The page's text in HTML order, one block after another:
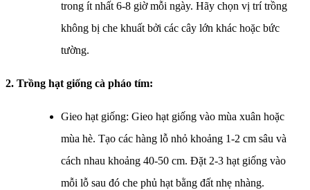
trong ít nhất 6-8 giờ mỗi ngày. Hãy chọn vị trí trồng
không bị che khuất bởi các cây lớn khác hoặc bức
tường.
2. Trồng hạt giống cà pháo tím:
Gieo hạt giống: Gieo hạt giống vào mùa xuân hoặc
mùa hè. Tạo các hàng lỗ nhỏ khoảng 1-2 cm sâu và
cách nhau khoảng 40-50 cm. Đặt 2-3 hạt giống vào
mỗi lỗ sau đó che phủ hạt bằng đất nhẹ nhàng.